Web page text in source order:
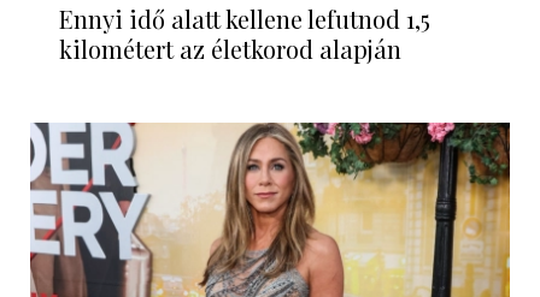
Ennyi idő alatt kellene lefutnod 1,5
kilométert az életkorod alapján